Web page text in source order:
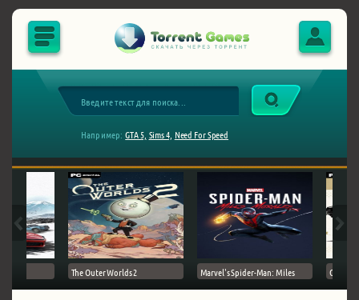
Например: GTA 5, Sims 4, Need For Speed
The Outer Worlds 2 Marvel's Spider-Man: Miles Ghost